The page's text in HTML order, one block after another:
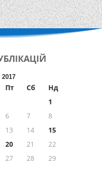
Пт Сб
Нд
1
6 7
8
13 14
15
20 21
22
27 28
29